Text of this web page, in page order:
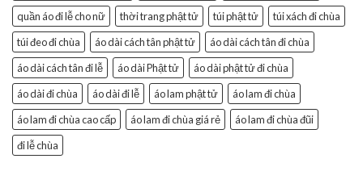
quần áo đi lễ cho nữ
thời trang phật tử túi phật tử
túi xách đi chùa
túi đeo đi chùa
áo dài cách tân phật tử
áo dài cách tân đi chùa
áo dài cách tân đi lễ
áo dài Phật tử
áo dài phật tử đi chùa
áo dài đi chùa
áo dài đi lễ áo lam phật tử
áo lam đi chùa
áo lam đi chùa cao cấp
áo lam đi chùa giá rẻ
áo lam đi chùa đũi
đi lễ chùa